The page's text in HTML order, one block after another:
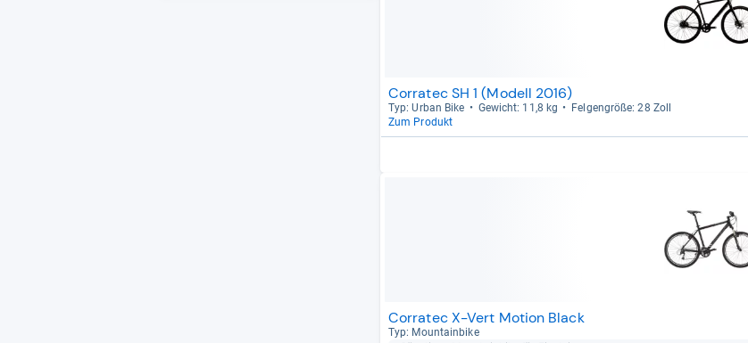
Corratec SH 1 (Modell 2016)
Typ: Urban Bike Gewicht: 11,8 kg
Fel­gen­größe: 28 Zoll
Zum Produkt
Corratec X-Vert Motion Black
Typ: Moun­tain­bike